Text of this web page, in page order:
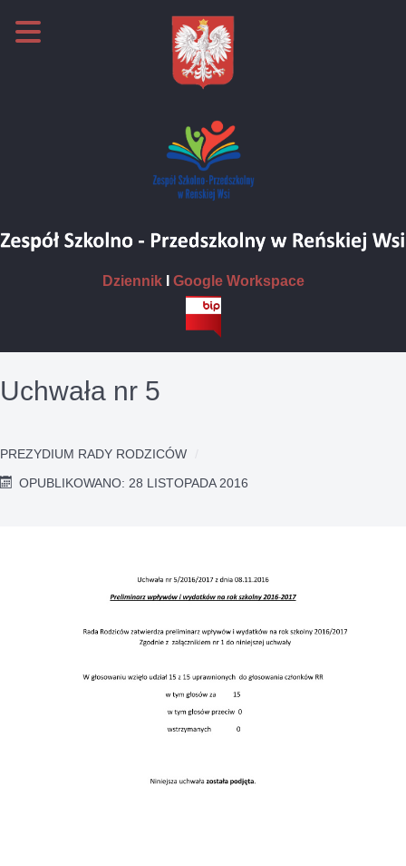
DziennikI Google Workspace
Uchwała nr 5
PREZYDIUM RADY RODZICÓW
OPUBLIKOWANO: 28 LISTOPADA 2016